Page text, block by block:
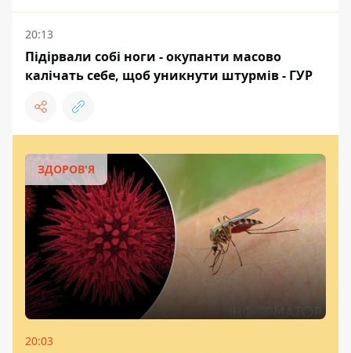
20:13
Підірвали собі ноги - окупанти масово
калічать себе, щоб уникнути штурмів - ГУР
ЗДОРОВ'Я
20:03